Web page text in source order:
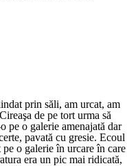
prin săli, am urcat, am
de pe tort urma să
pe o galerie amenajată dar
pavată cu gresie. Ecoul
o galerie în urcare în care
era un pic mai ridicată,